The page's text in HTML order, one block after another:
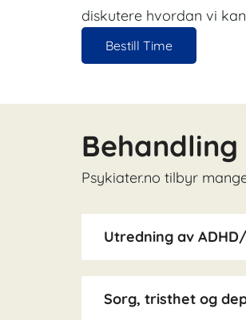
diskutere hvordan vi
Bestill Time
Behandling
Psykiater.no tilbyr
Utredning av
Sorg, tristhet og